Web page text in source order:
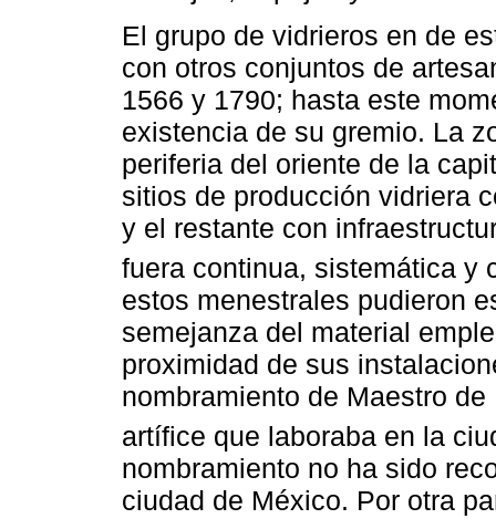
El grupo de vidrieros en de
con otros conjuntos de
1566 y 1790; hasta este
existencia de su gremio. La
periferia del oriente de la
sitios de producción vidriera
y el restante con
fuera continua, sistemática y
estos menestrales pudieron
semejanza del material
proximidad de sus
nombramiento de Maestro
artífice que laboraba en la
nombramiento no ha sido
ciudad de México. Por otra